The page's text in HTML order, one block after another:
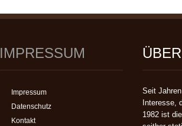
IMPRESSUM
Impressum
Datenschutz
Kontakt
ÜBER
Seit
Interesse,
1982 ist